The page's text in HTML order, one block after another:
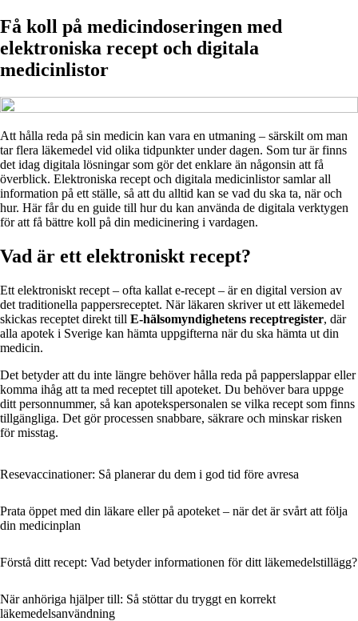
Få koll på medicindoseringen med
elektroniska recept och digitala
medicinlistor
Att hålla reda på sin medicin kan vara en utmaning – särskilt om man
tar flera läkemedel vid olika tidpunkter under dagen. Som tur är finns
det idag digitala lösningar som gör det enklare än någonsin att få
överblick. Elektroniska recept och digitala medicinlistor samlar all
information på ett ställe, så att du alltid kan se vad du ska ta, när och
hur. Här får du en guide till hur du kan använda de digitala verktygen
för att få bättre koll på din medicinering i vardagen.
Vad är ett elektroniskt recept?
Ett elektroniskt recept – ofta kallat e-recept – är en digital version av
det traditionella pappersreceptet. När läkaren skriver ut ett läkemedel
skickas receptet direkt till E-hälsomyndighetens receptregister, där
alla apotek i Sverige kan hämta uppgifterna när du ska hämta ut din
medicin.
Det betyder att du inte längre behöver hålla reda på papperslappar eller
komma ihåg att ta med receptet till apoteket. Du behöver bara uppge
ditt personnummer, så kan apotekspersonalen se vilka recept som finns
tillgängliga. Det gör processen snabbare, säkrare och minskar risken
för misstag.
Resevaccinationer: Så planerar du dem i god tid före avresa
Prata öppet med din läkare eller på apoteket – när det är svårt att följa
din medicinplan
Förstå ditt recept: Vad betyder informationen för ditt läkemedelstillägg?
När anhöriga hjälper till: Så stöttar du tryggt en korrekt
läkemedelsanvändning